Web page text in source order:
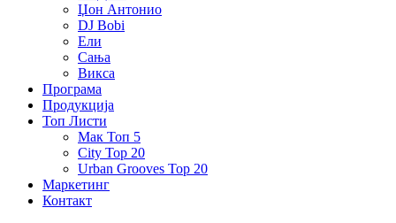
Џон Антонио
DJ Bobi
Ели
Сања
Викса
Програма
Продукција
Топ Листи
Мак Топ 5
City Top 20
Urban Grooves Top 20
Маркетинг
Контакт